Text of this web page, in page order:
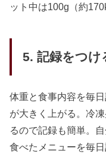
ット中は100g（約
5. 記録をつけ
体重と食事内容を毎
が大きく上がる。冷
るので記録も簡単。
食べたメニューを毎